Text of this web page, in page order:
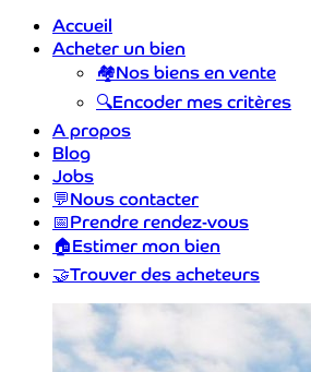
Accueil
Acheter un bien
🏘️Nos biens en vente
🔍Encoder mes critères
A propos
Blog
Jobs
💬Nous contacter
📅Prendre rendez-vous
🏠Estimer mon bien
🤝Trouver des acheteurs